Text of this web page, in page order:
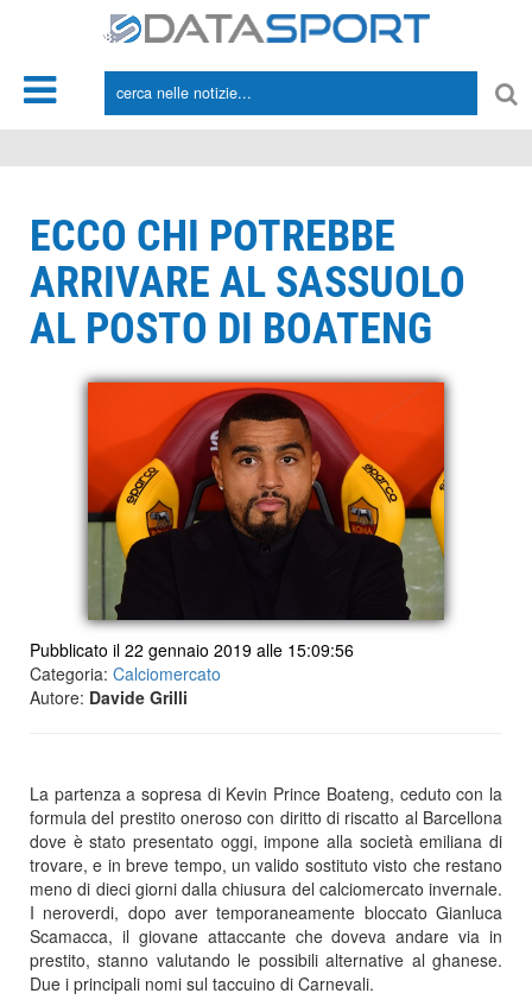
ECCO CHI POTREBBE
ARRIVARE AL SASSUOLO
AL POSTO DI BOATENG
Pubblicato il 22 gennaio 2019 alle 15:09:56
Categoria: Calciomercato
Autore: Davide Grilli
La partenza a sopresa di Kevin Prince Boateng, ceduto con la
formula del prestito oneroso con diritto di riscatto al Barcellona
dove è stato presentato oggi, impone alla società emiliana di
trovare, e in breve tempo, un valido sostituto visto che restano
meno di dieci giorni dalla chiusura del calciomercato invernale.
I neroverdi, dopo aver temporaneamente bloccato Gianluca
Scamacca, il giovane attaccante che doveva andare via in
prestito, stanno valutando le possibili alternative al ghanese.
Due i principali nomi sul taccuino di Carnevali.